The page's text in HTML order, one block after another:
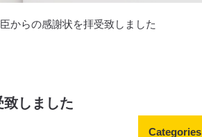
からの感謝状を拝受致しました
しました
Categories